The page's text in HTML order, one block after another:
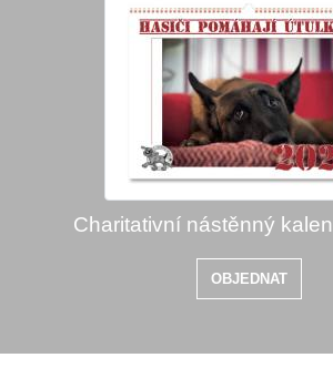
Charitativní nástěnný
OBJEDNAT